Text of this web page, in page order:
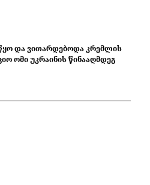
და ვითარდებოდა კრემლის
ომი უკრაინის წინააღმდეგ